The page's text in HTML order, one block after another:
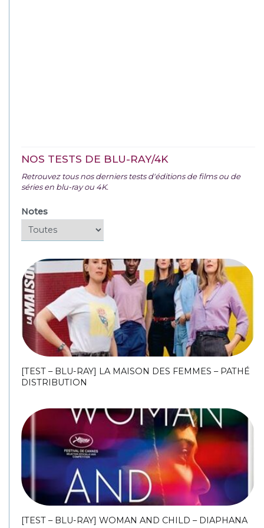
NOS TESTS DE BLU-RAY/4K
Retrouvez tous nos derniers tests d'éditions de films ou de
séries en blu-ray ou 4K.
Notes
[TEST – BLU-RAY] LA MAISON DES FEMMES – PATHÉ
DISTRIBUTION
[TEST – BLU-RAY] WOMAN AND CHILD – DIAPHANA